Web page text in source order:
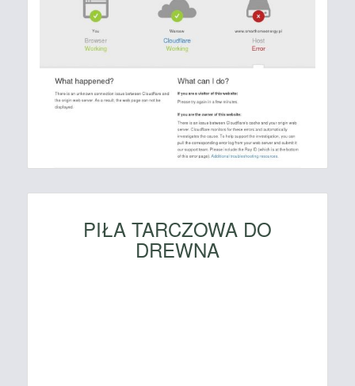
PIŁA TARCZOWA DO
DREWNA